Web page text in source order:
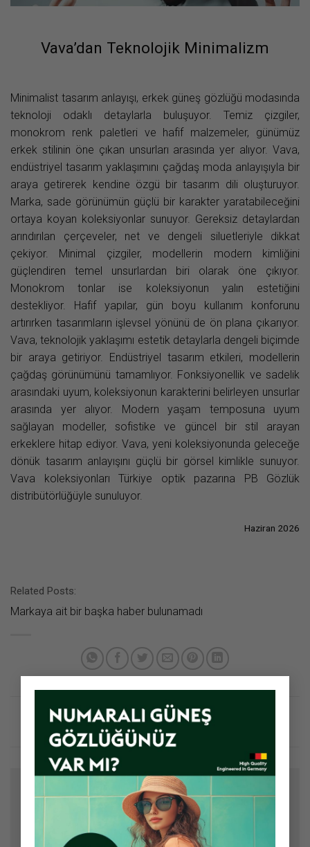
×
Vava’dan Teknolojik Minimalizm
Minimalist tasarım anlayışı, erkek güneş gözlüğü modasında
teknoloji odaklı detaylarla buluşuyor. Temiz çizgiler,
monokrom renk paletleri ve hafif malzemeler, günümüz
erkek stilinin öne çıkan unsurları arasında yer alıyor. Vava,
endüstriyel tasarım yaklaşımını çağdaş moda anlayışıyla bir
araya getirerek kendine özgü bir tasarım dili oluşturuyor.
Marka, sade görünümün güçlü bir karakter yaratabileceğini
ortaya koyan koleksiyonlar sunuyor. Gereksiz detaylardan
arındırılan çerçeveler, net ve dengeli siluetleriyle dikkat
çekiyor. Minimal çizgiler, modellerin modern kimliğini
güçlendiren temel unsurlardan biri olarak öne çıkıyor.
Monokrom tonlar ise koleksiyonun yalın estetiğini
destekliyor. Hafif yapılar, gün boyu kullanım konforunu
artırırken tasarımların işlevsel yönünü de ön plana çıkarıyor.
Vava, teknolojik yaklaşımı estetik detaylarla dengeli biçimde
bir araya getiriyor. Endüstriyel tasarım etkileri, modellerin
çağdaş görünümünü tamamlıyor. Fonksiyonellik ve sadelik
arasındaki uyum, koleksiyonun karakterini belirleyen unsurlar
arasında yer alıyor. Modern yaşam temposuna uyum
sağlayan modeller, sofistike ve güncel bir stil arayan
erkeklere hitap ediyor. Vava, yeni koleksiyonunda geleceğe
dönük tasarım anlayışını güçlü bir görsel kimlikle sunuyor.
Vava koleksiyonları Türkiye optik pazarına PB Gözlük
distribütörlüğüyle sunuluyor.
Haziran 2026
Related Posts:
Markaya ait bir başka haber bulunamadı
E-posta adresiniz yayınlanmayacak.
ile işaretlenmişlerdir